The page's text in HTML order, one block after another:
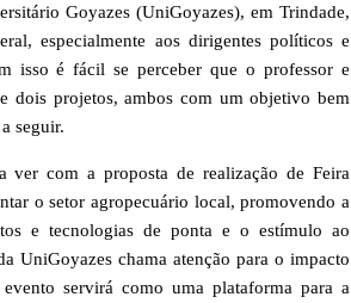
Goyazes (UniGoyazes), em Trindade,
especialmente aos dirigentes políticos e
isso é fácil se perceber que o professor e
dois projetos, ambos com um objetivo bem
seguir.
ver com a proposta de realização de Feira
o setor agropecuário local, promovendo a
e tecnologias de ponta e o estímulo ao
UniGoyazes chama atenção para o impacto
servirá como uma plataforma para a